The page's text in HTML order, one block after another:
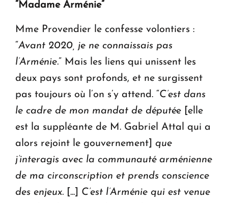
“Madame Arménie”
Mme Provendier le confesse volontiers :
“Avant 2020, je ne connaissais pas
l’Arménie.” Mais les liens qui unissent les
deux pays sont profonds, et ne surgissent
pas toujours où l’on s’y attend. “C’est dans
le cadre de mon mandat de députée [elle
est la suppléante de M. Gabriel Attal qui a
alors rejoint le gouvernement] que
j’interagis avec la communauté arménienne
de ma circonscription et prends conscience
des enjeux. [...] C’est l’Arménie qui est venue